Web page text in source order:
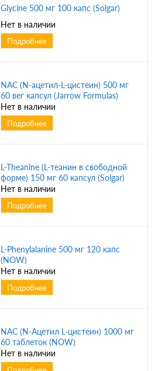
Glycine 500 мг 100 капс (Solgar)
Нет в наличии
Подробнее
NAC (N-ацетил-L-цистеин) 500 мг
60 вег капсул (Jarrow Formulas)
Нет в наличии
Подробнее
L-Theanine (L-теанин в свободной
форме) 150 мг 60 капсул (Solgar)
Нет в наличии
Подробнее
L-Phenylalanine 500 мг 120 капс
(NOW)
Нет в наличии
Подробнее
NAC (N-Ацетил L-цистеин) 1000 мг
60 таблеток (NOW)
Нет в наличии